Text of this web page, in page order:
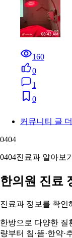
160
0
1
0
커뮤니티 글
0404
0404진료과 알아보기
한의원 진료
진료과 정보를 확인
한방으로 다양한 질
량부터 침·뜸·한약·